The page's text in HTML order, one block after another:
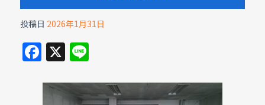
投稿日 2026年1月31日
F
c
X Li
e